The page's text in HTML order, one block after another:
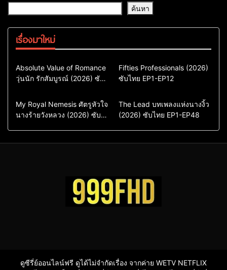
ค้นหา
เรื่องมาใหม่
Comedy
Drama
ซีรี่ย์เกาหลี
ซีรี่ย์เกาหลีพากย์ไทย
Absolute Value of Romance
วุ่นนัก รักสัมบูรณ์ (2026) ซับ
Action & Adventure
Comedy
Drama
ซีรี่ย์เกาหลีซับไทย
Fifties Professionals (2026)
ซับไทย EP1-EP12
Comedy
Drama
Sci-Fi & Fantasy
My Royal Nemesis ศัตรูหัวใจ
นางร้ายวังหลวง (2026) ซับ
Drama
ซีรี่ย์จีน
ซีรี่ย์จีนซับไทย
The Lead บทเพลงแห่งนางงิ้ว
(2026) ซับไทย EP1-EP48
ดูซีรี่ย์ออนไลน์ฟรี ดูได้ไม่จำกัดเรื่อง จากค่าย WETV NETFLIX